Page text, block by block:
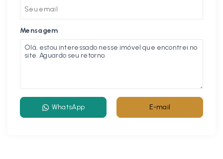
Mensagem
WhatsApp E-mail